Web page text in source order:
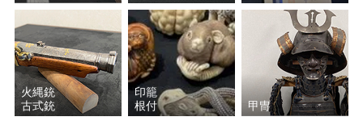
上田 臥牛 絹谷 幸二
小倉 遊亀 西村 龍介
安食 慎太郎 池田 満寿夫
火縄銃
古式銃
印籠
根付
甲冑